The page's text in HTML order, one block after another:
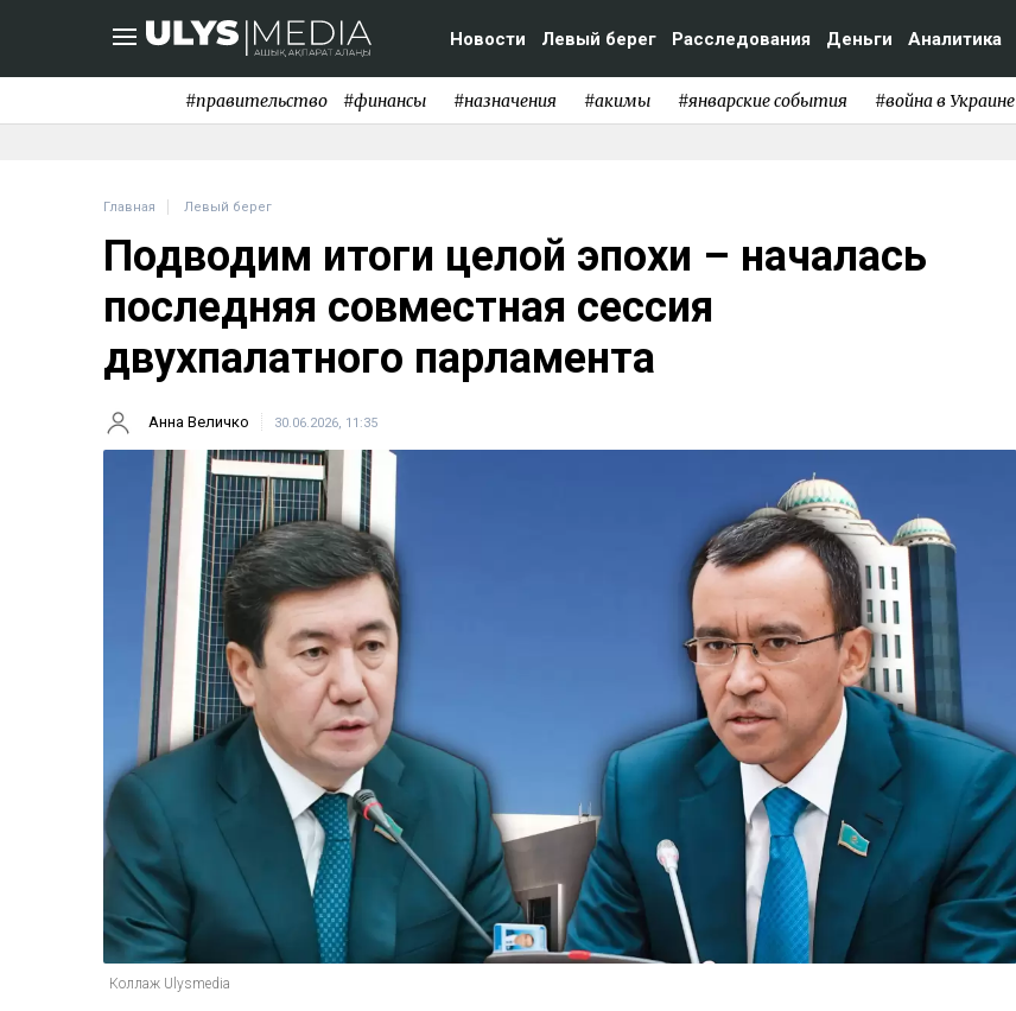
Новости Левый берег Расследования Деньги Аналитика
#правительство #финансы #назначения #акимы #январские события #война в Украине
Главная Левый берег
Подводим итоги целой эпохи – началась
последняя совместная сессия
двухпалатного парламента
Анна Величко 30.06.2026, 11:35
Коллаж Ulysmedia